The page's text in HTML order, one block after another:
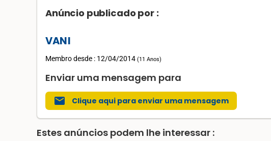
Anúncio publicado por :
VANI
Membro desde : 12/04/2014 (11 Anos)
Enviar uma mensagem para
mail Clique aqui para enviar uma mensagem
Estes anúncios podem lhe interessar :